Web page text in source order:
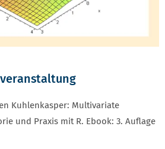
Kuhlenkasper: Multivariate
und Praxis mit R. Ebook: 3. Auflage